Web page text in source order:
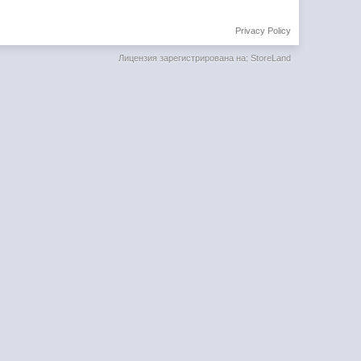
Privacy Policy
Лицензия зарегистрирована на: StoreLand